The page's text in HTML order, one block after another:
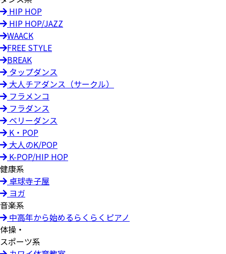
HIP HOP
HIP HOP/JAZZ
WAACK
FREE STYLE
BREAK
タップダンス
大人チアダンス（サークル）
フラメンコ
フラダンス
ベリーダンス
K・POP
大人のK/POP
K-POP/HIP HOP
健康系
卓球寺子屋
ヨガ
音楽系
中高年から始めるらくらくピアノ
体操・
スポーツ系